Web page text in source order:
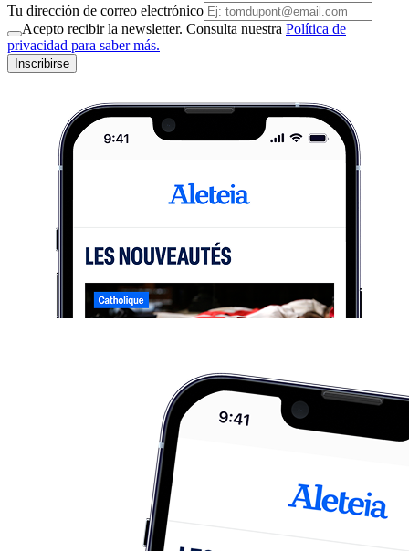
Tu dirección de correo electrónico
Acepto recibir la newsletter. Consulta nuestra Política de
privacidad para saber más.
Inscribirse